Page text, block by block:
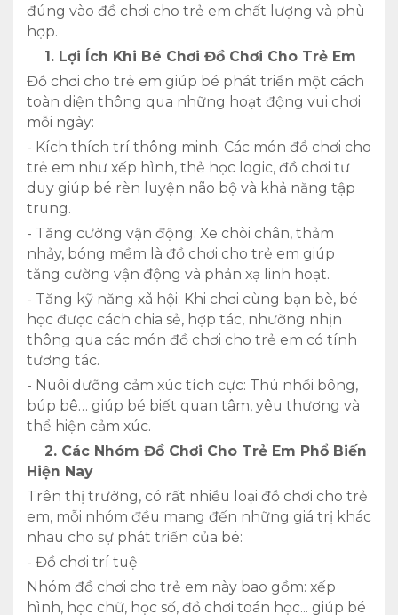
đúng vào đồ chơi cho trẻ em chất lượng và phù
hợp.
1. Lợi Ích Khi Bé Chơi Đồ Chơi Cho Trẻ Em
Đồ chơi cho trẻ em giúp bé phát triển một cách
toàn diện thông qua những hoạt động vui chơi
mỗi ngày:
- Kích thích trí thông minh: Các món đồ chơi cho
trẻ em như xếp hình, thẻ học logic, đồ chơi tư
duy giúp bé rèn luyện não bộ và khả năng tập
trung.
- Tăng cường vận động: Xe chòi chân, thảm
nhảy, bóng mềm là đồ chơi cho trẻ em giúp
tăng cường vận động và phản xạ linh hoạt.
- Tăng kỹ năng xã hội: Khi chơi cùng bạn bè, bé
học được cách chia sẻ, hợp tác, nhường nhịn
thông qua các món đồ chơi cho trẻ em có tính
tương tác.
- Nuôi dưỡng cảm xúc tích cực: Thú nhồi bông,
búp bê… giúp bé biết quan tâm, yêu thương và
thể hiện cảm xúc.
2. Các Nhóm Đồ Chơi Cho Trẻ Em Phổ Biến
Hiện Nay
Trên thị trường, có rất nhiều loại đồ chơi cho trẻ
em, mỗi nhóm đều mang đến những giá trị khác
nhau cho sự phát triển của bé:
- Đồ chơi trí tuệ
Nhóm đồ chơi cho trẻ em này bao gồm: xếp
hình, học chữ, học số, đồ chơi toán học... giúp bé